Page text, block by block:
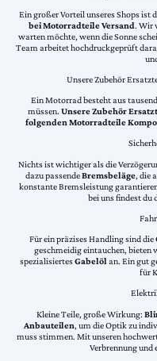
Ein großer Vorteil unseres Shops ist
bei Motorradteile Versand. Wir
warten möchte, wenn die Sonne
Team arbeitet hochdruckgeprüft
Unsere Zubehör
Ein Motorrad besteht aus
müssen. Unsere Zubehör
folgenden Motorradteile
Nichts ist wichtiger als die
dazu passendeBremsbeläge, die
konstante Bremsleistung
bei uns findest du
Für ein präzises Handling sind die
geschmeidig eintauchen, bieten
spezialisiertesGabelölan. Ein gut
für
Kleine Teile, große Wirkung:
Anbauteilen, um die Optik zu
muss stimmen. Mit unseren
Verbrennung und